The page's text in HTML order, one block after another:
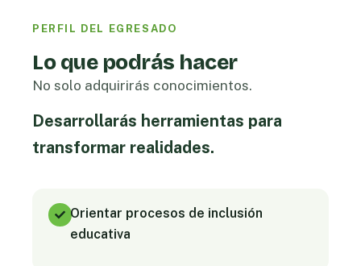
PERFIL DEL EGRESADO
Lo que podrás hacer
No solo adquirirás conocimientos.
Desarrollarás herramientas para
transformar realidades.
Orientar procesos de inclusión
educativa